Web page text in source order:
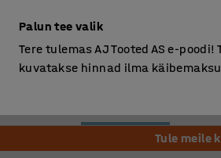
Tule meile
Palun tee valik
Tere tulemas AJ Tooted AS e-
kuvatakse hinnad ilma